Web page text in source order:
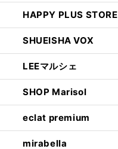
HAPPY PLUS STORE
SHUEISHA VOX
LEEマルシェ
SHOP Marisol
eclat premium
mirabella